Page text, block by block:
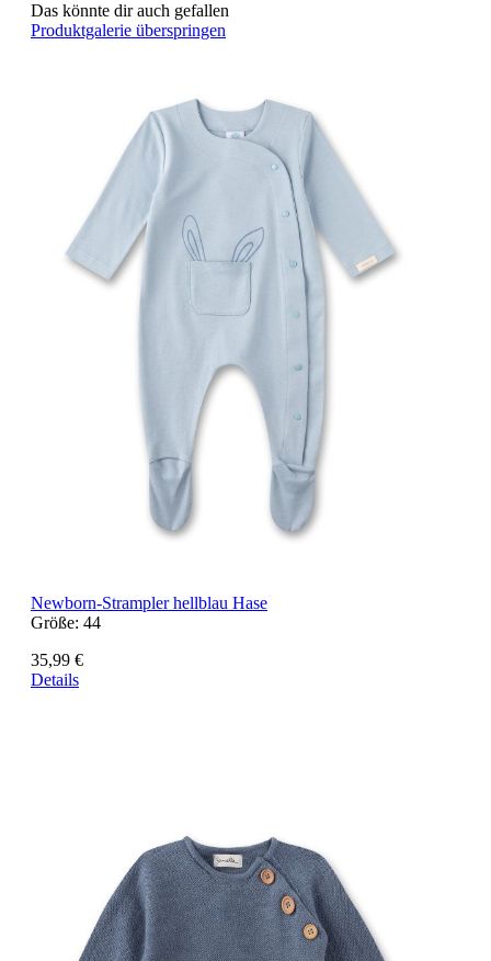
Das könnte dir auch gefallen
Produktgalerie überspringen
Newborn-Strampler hellblau Hase
Größe: 44
35,99 €
Details